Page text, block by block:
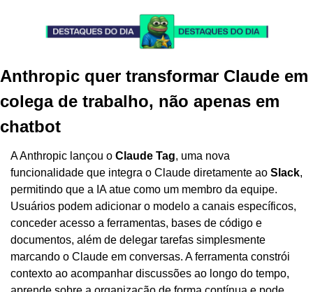
Anthropic quer transformar Claude em
colega de trabalho, não apenas em
chatbot
A Anthropic lançou o Claude Tag, uma nova
funcionalidade que integra o Claude diretamente ao Slack,
permitindo que a IA atue como um membro da equipe.
Usuários podem adicionar o modelo a canais específicos,
conceder acesso a ferramentas, bases de código e
documentos, além de delegar tarefas simplesmente
marcando o Claude em conversas. A ferramenta constrói
contexto ao acompanhar discussões ao longo do tempo,